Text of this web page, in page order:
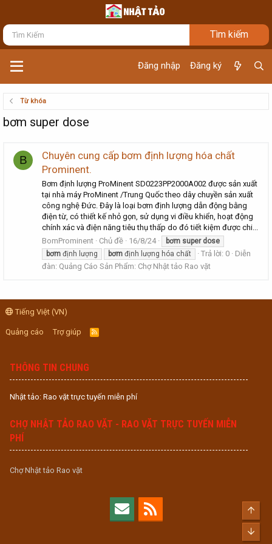
Đăng nhập Đăng ký
Từ khóa
bơm super dose
B
Chuyên cung cấp bơm định lượng hóa chất
Prominent.
Bơm định lượng ProMinent SD0223PP2000A002 được sản xuất
tại nhà máy ProMinent /Trung Quốc theo dây chuyền sản xuất
công nghệ Đức. Đây là loại bơm định lượng dẫn động bằng
điện từ, có thiết kế nhỏ gọn, sử dụng vi điều khiển, hoạt động
chính xác và điện năng tiêu thụ thấp do đó tiết kiệm được chi...
BomProminent
Chủ đề 16/8/24 bơm super dose
bơm định lượng bơm định lượng hóa chất Trả lời: 0
Diễn
đàn: Quảng Cáo Sản Phẩm: Chợ Nhật tảo Rao vặt
Tiếng Việt (VN)
Quảng cáo Trợ giúp
R
S
THÔNG TIN CHUNG
Nhật tảo: Rao vặt trực tuyến miễn phí
CHỢ NHẬT TẢO RAO VẶT - RAO VẶT TRỰC TUYẾN MIỄN
PHÍ
Chợ Nhật tảo Rao vặt
Top